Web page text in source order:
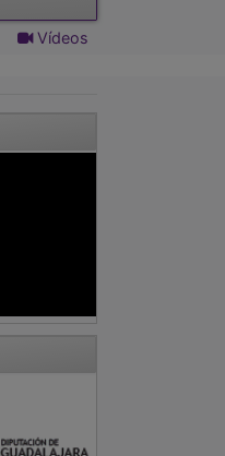
Vídeos